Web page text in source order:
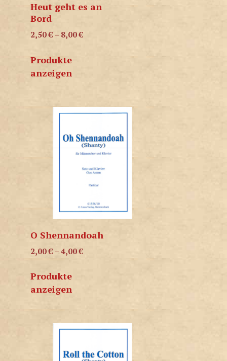
Heut geht es an
Bord
2,50€ – 8,00€
Produkte
anzeigen
O Shennandoah
2,00€ – 4,00€
Produkte
anzeigen